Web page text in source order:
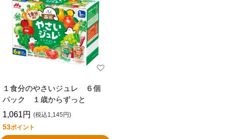
１食分のやさいジュレ ６個
パック １歳からずっと
1,061円 (税込1,145円)
53ポイント